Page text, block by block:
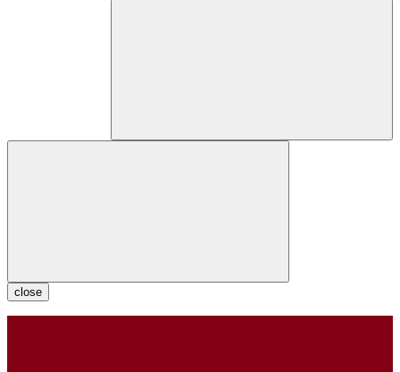
close